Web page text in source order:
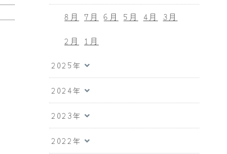
8月 7月 6月 5月 4月
3月
2月
1月
2025年
2024年
2023年
2022年